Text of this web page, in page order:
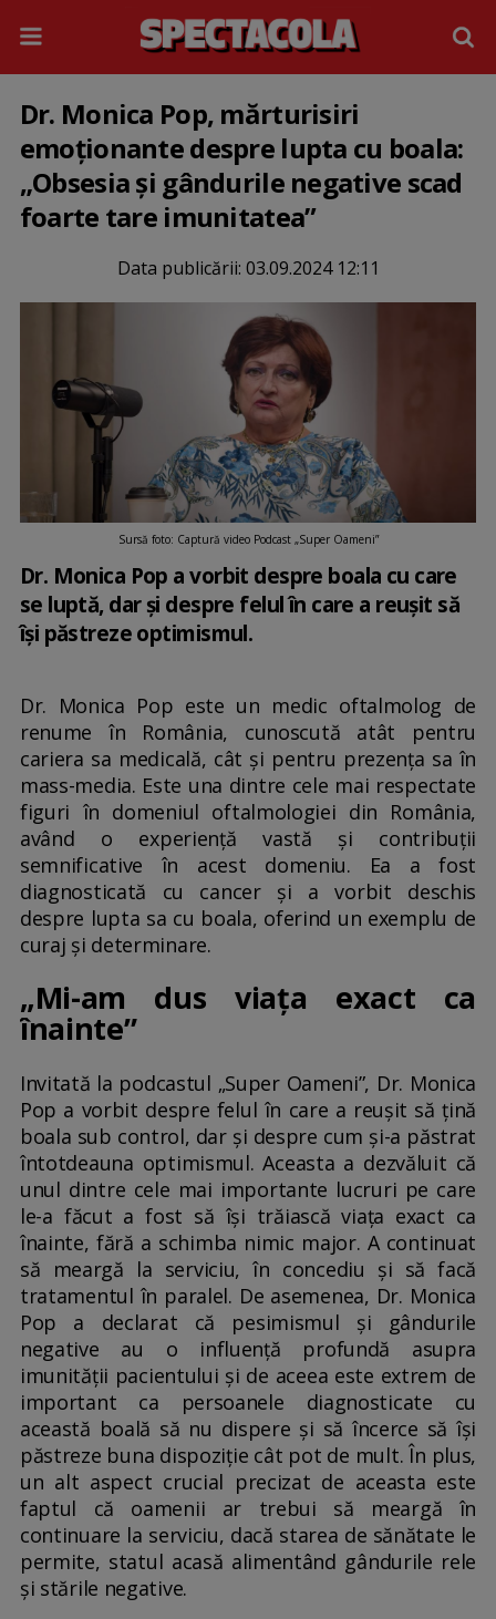
Dr. Monica Pop, mărturisiri
emoționante despre lupta cu boala:
„Obsesia și gândurile negative scad
foarte tare imunitatea”
Data publicării: 03.09.2024 12:11
Sursă foto: Captură video Podcast „Super Oameni”
Dr. Monica Pop a vorbit despre boala cu care
se luptă, dar și despre felul în care a reușit să
își păstreze optimismul.
Dr. Monica Pop este un medic oftalmolog de
renume în România, cunoscută atât pentru
cariera sa medicală, cât și pentru prezența sa în
mass-media. Este una dintre cele mai respectate
figuri în domeniul oftalmologiei din România,
având o experiență vastă și contribuții
semnificative în acest domeniu. Ea a fost
diagnosticată cu cancer și a vorbit deschis
despre lupta sa cu boala, oferind un exemplu de
curaj și determinare.
„Mi-am dus viața exact ca
înainte”
Invitată la podcastul „Super Oameni”, Dr. Monica
Pop a vorbit despre felul în care a reușit să țină
boala sub control, dar și despre cum și-a păstrat
întotdeauna optimismul. Aceasta a dezvăluit că
unul dintre cele mai importante lucruri pe care
le-a făcut a fost să își trăiască viața exact ca
înainte, fără a schimba nimic major. A continuat
să meargă la serviciu, în concediu și să facă
tratamentul în paralel. De asemenea, Dr. Monica
Pop a declarat că pesimismul și gândurile
negative au o influență profundă asupra
imunității pacientului și de aceea este extrem de
important ca persoanele diagnosticate cu
această boală să nu dispere și să încerce să își
păstreze buna dispoziție cât pot de mult. În plus,
un alt aspect crucial precizat de aceasta este
faptul că oamenii ar trebui să meargă în
continuare la serviciu, dacă starea de sănătate le
permite, statul acasă alimentând gândurile rele
și stările negative.